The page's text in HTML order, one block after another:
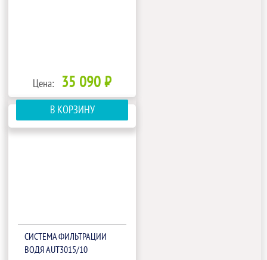
Цена: 35 090 ₽
В КОРЗИНУ
СИСТЕМА ФИЛЬТРАЦИИ
ВОДЯ AUT3015/10